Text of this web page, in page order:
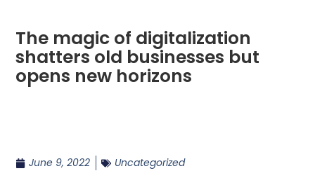
The magic of digitalization
shatters old businesses but
opens new horizons
June 9, 2022 Uncategorized